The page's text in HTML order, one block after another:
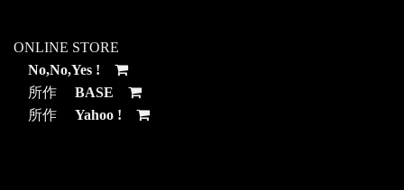
ONLINE STORE
No,No,Yes !
所作 BASE
所作 Yahoo !